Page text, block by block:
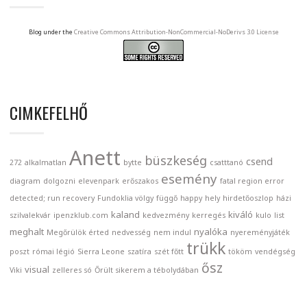
Blog under the Creative Commons Attribution-NonCommercial-NoDerivs 3.0 License
CIMKEFELHŐ
272 alkalmatlan Anett bytte büszkeség csatttanó csend
diagram dolgozni elevenpark erőszakos esemény fatal region error
detected; run recovery Fundoklia völgy függő happy hely hirdetőoszlop házi
szilvalekvár ipenzklub.com kaland kedvezmény kerregés kiváló kulo list
meghalt Megőrülök érted nedvesség nem indul nyalóka nyereményjáték
poszt római légió Sierra Leone szatíra szét főtt trükk tököm vendégség
Viki visual zelleres só Őrült sikerem a tébolydában ősz